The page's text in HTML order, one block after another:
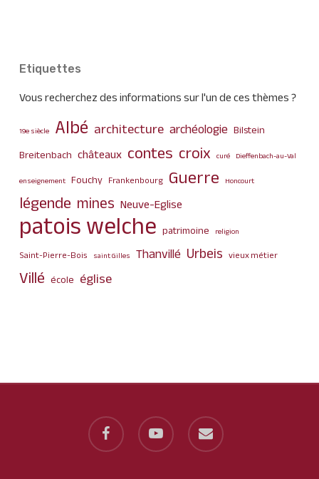
Etiquettes
Vous recherchez des informations sur l'un de ces thèmes ?
19e siècle Albé architecture archéologie Bilstein
Breitenbach châteaux contes croix curé Dieffenbach-au-Val
enseignement Fouchy Frankenbourg Guerre Honcourt
légende mines Neuve-Eglise
patois welche patrimoine religion
Saint-Pierre-Bois saint Gilles Thanvillé Urbeis vieux métier
Villé école église
facebook youtube email